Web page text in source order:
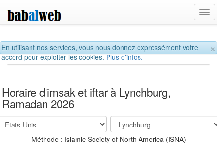
×
En utilisant nos services, vous nous donnez expressément votre
accord pour exploiter les cookies.Plus d'infos.
Horaire d'imsak et iftar à Lynchburg,
Ramadan 2026
Méthode : Islamic Society of North America (ISNA)